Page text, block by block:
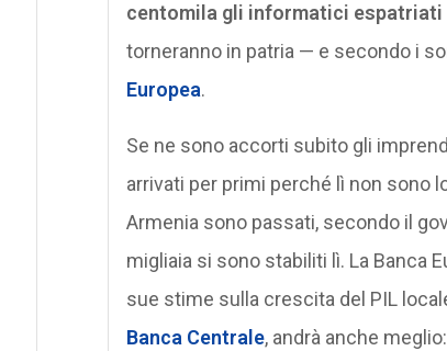
centomila gli informatici espatriati
torneranno in patria — e secondo i
Europea.
Se ne sono accorti subito gli
arrivati per primi perché lì non sono
Armenia sono passati, secondo il
migliaia si sono stabiliti lì. La Banca
sue stime sulla crescita del PIL
Banca Centrale, andrà anche